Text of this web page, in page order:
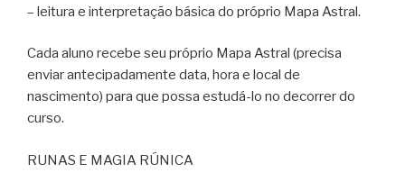
– leitura e interpretação básica do próprio Mapa Astral.
Cada aluno recebe seu próprio Mapa Astral (precisa
enviar antecipadamente data, hora e local de
nascimento) para que possa estudá-lo no decorrer do
curso.
RUNAS E MAGIA RÚNICA